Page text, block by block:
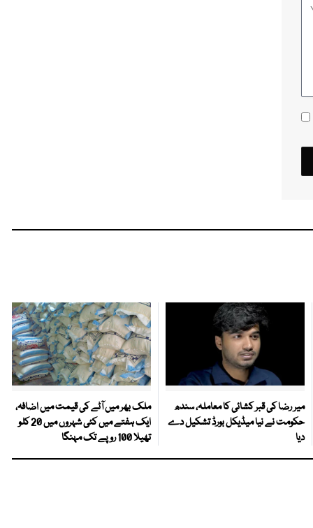
میر رضا کی قبر کشائی کا معاملہ، سندھ
حکومت نے نیا میڈیکل بورڈ تشکیل دے
دیا
ملک بھر میں آٹے کی قیمت میں اضافہ،
ایک ہفتے میں کئی شہروں میں 20 کلو
تھیلا 100 روپے تک مہنگا